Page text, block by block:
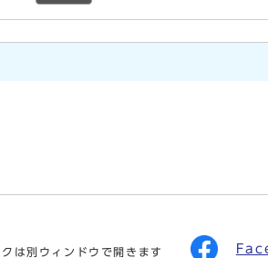
は別ウィンドウで開きます